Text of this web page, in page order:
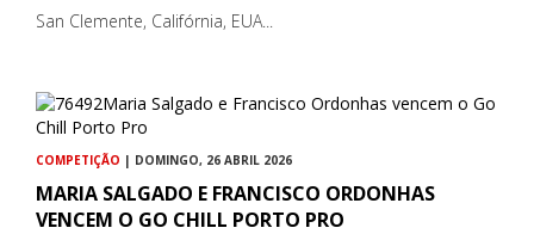
San Clemente, Califórnia, EUA...
COMPETIÇÃO | DOMINGO, 26 ABRIL 2026
MARIA SALGADO E FRANCISCO ORDONHAS
VENCEM O GO CHILL PORTO PRO